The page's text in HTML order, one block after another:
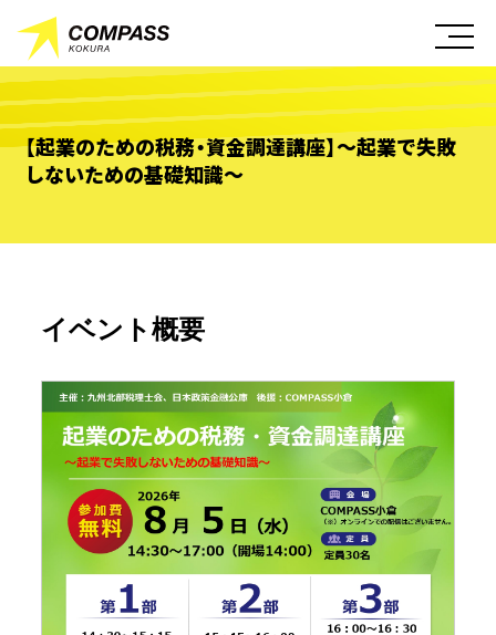
【起業のための税務・資金調達講座】～起業で失敗
しないための基礎知識～
イベント概要